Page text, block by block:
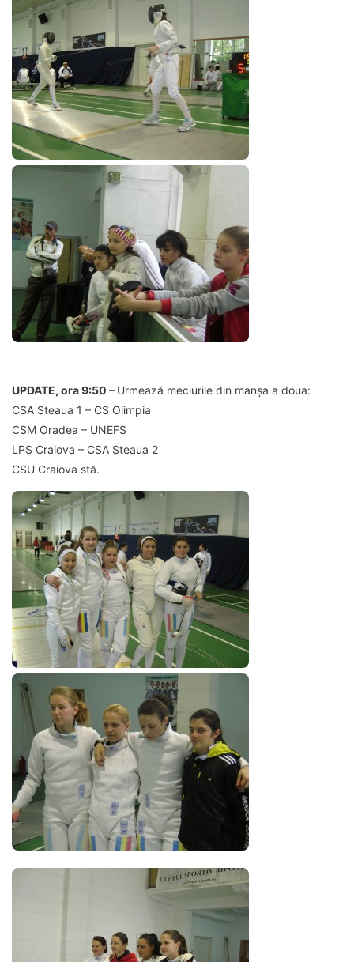
UPDATE, ora 9:50 – Urmează meciurile din manșa a doua:
CSA Steaua 1 – CS Olimpia
CSM Oradea – UNEFS
LPS Craiova – CSA Steaua 2
CSU Craiova stă.